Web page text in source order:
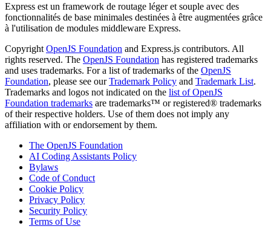
Express est un framework de routage léger et souple avec des
fonctionnalités de base minimales destinées à être augmentées grâce
à l'utilisation de modules middleware Express.
Copyright OpenJS Foundation and Express.js contributors. All
rights reserved. The OpenJS Foundation has registered trademarks
and uses trademarks. For a list of trademarks of the OpenJS
Foundation, please see ourTrademark Policy and Trademark List.
Trademarks and logos not indicated on the list of OpenJS
Foundation trademarks are trademarks™ or registered® trademarks
of their respective holders. Use of them does not imply any
affiliation with or endorsement by them.
The OpenJS Foundation
AI Coding Assistants Policy
Bylaws
Code of Conduct
Cookie Policy
Privacy Policy
Security Policy
Terms of Use